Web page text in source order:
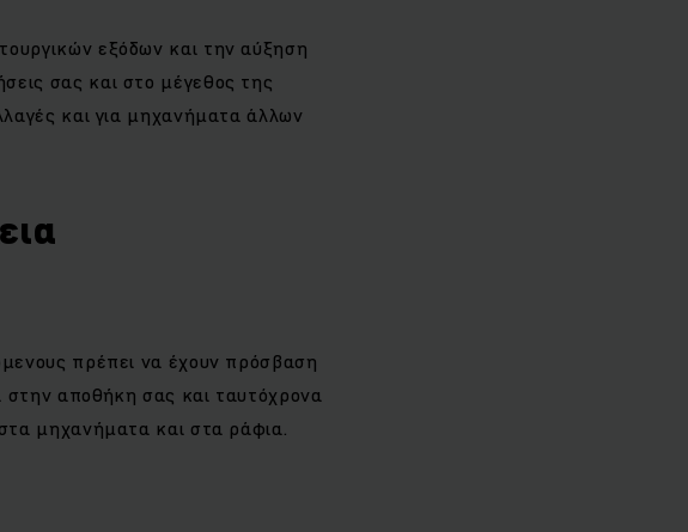
εξόδων και την αύξηση
σας και στο μέγεθος της
και για μηχανήματα άλλων
πρέπει να έχουν πρόσβαση
αποθήκη σας και ταυτόχρονα
μηχανήματα και στα ράφια.